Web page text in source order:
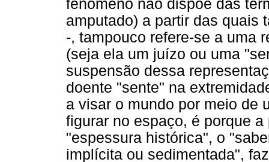
fenômeno não dispõe das
amputado) a partir das quais
-, tampouco refere-se a uma
(seja ela um juízo ou uma
suspensão dessa
doente "sente" na
a visar o mundo por meio de
figurar no espaço, é porque
"espessura histórica", o
implícita ou sedimentada",